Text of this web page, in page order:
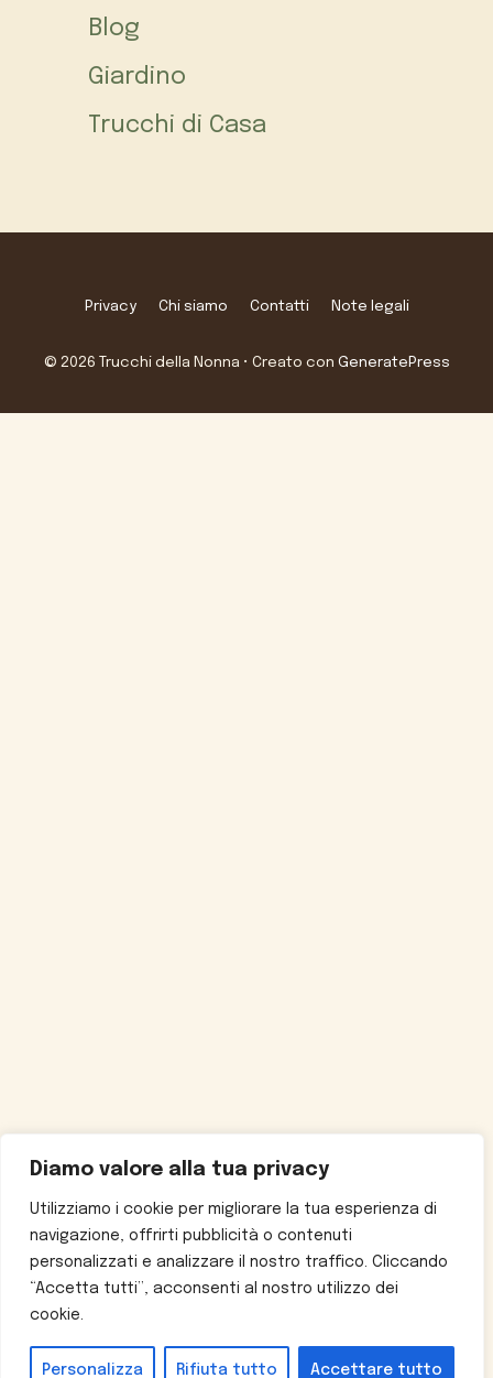
Diamo valore alla tua privacy
Utilizziamo i cookie per migliorare la tua esperienza di
navigazione, offrirti pubblicità o contenuti
personalizzati e analizzare il nostro traffico. Cliccando
“Accetta tutti”, acconsenti al nostro utilizzo dei
cookie.
Personalizza Rifiuta tutto Accettare tutto
Blog
Giardino
Trucchi di Casa
Privacy Chi siamo Contatti Note legali
© 2026 Trucchi della Nonna • Creato con GeneratePress